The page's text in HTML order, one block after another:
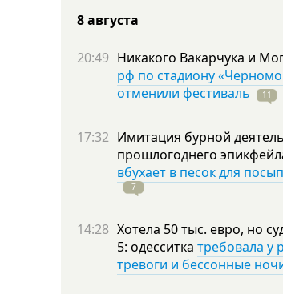
8 августа
20:49 Никакого Вакарчука и
рф по стадиону
отменили фестиваль
11
17:32 Имитация бурной
прошлогоднего
вбухает в песок для
7
14:28 Хотела 50 тыс. евро, но
5: одесситка требовала у
тревоги и бессонные